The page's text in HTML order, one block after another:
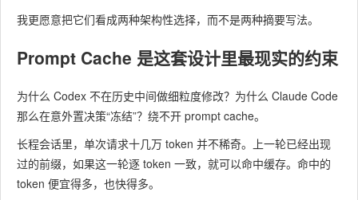
我更愿意把它们看成两种架构性选择，而不是两种摘要写法。
Prompt Cache 是这套设计里最现实的约束
为什么 Codex 不在历史中间做细粒度修改？为什么 Claude Code
那么在意外置决策“冻结”？绕不开 prompt cache。
长程会话里，单次请求十几万 token 并不稀奇。上一轮已经出现
过的前缀，如果这一轮逐 token 一致，就可以命中缓存。命中的
token 便宜得多，也快得多。